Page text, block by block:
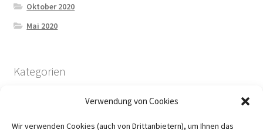
Verwendung von Cookies
Wir verwenden Cookies (auch von Drittanbietern), um Ihnen das
Oktober 2020
Mai 2020
Kategorien
Bücher für euch angeschaut